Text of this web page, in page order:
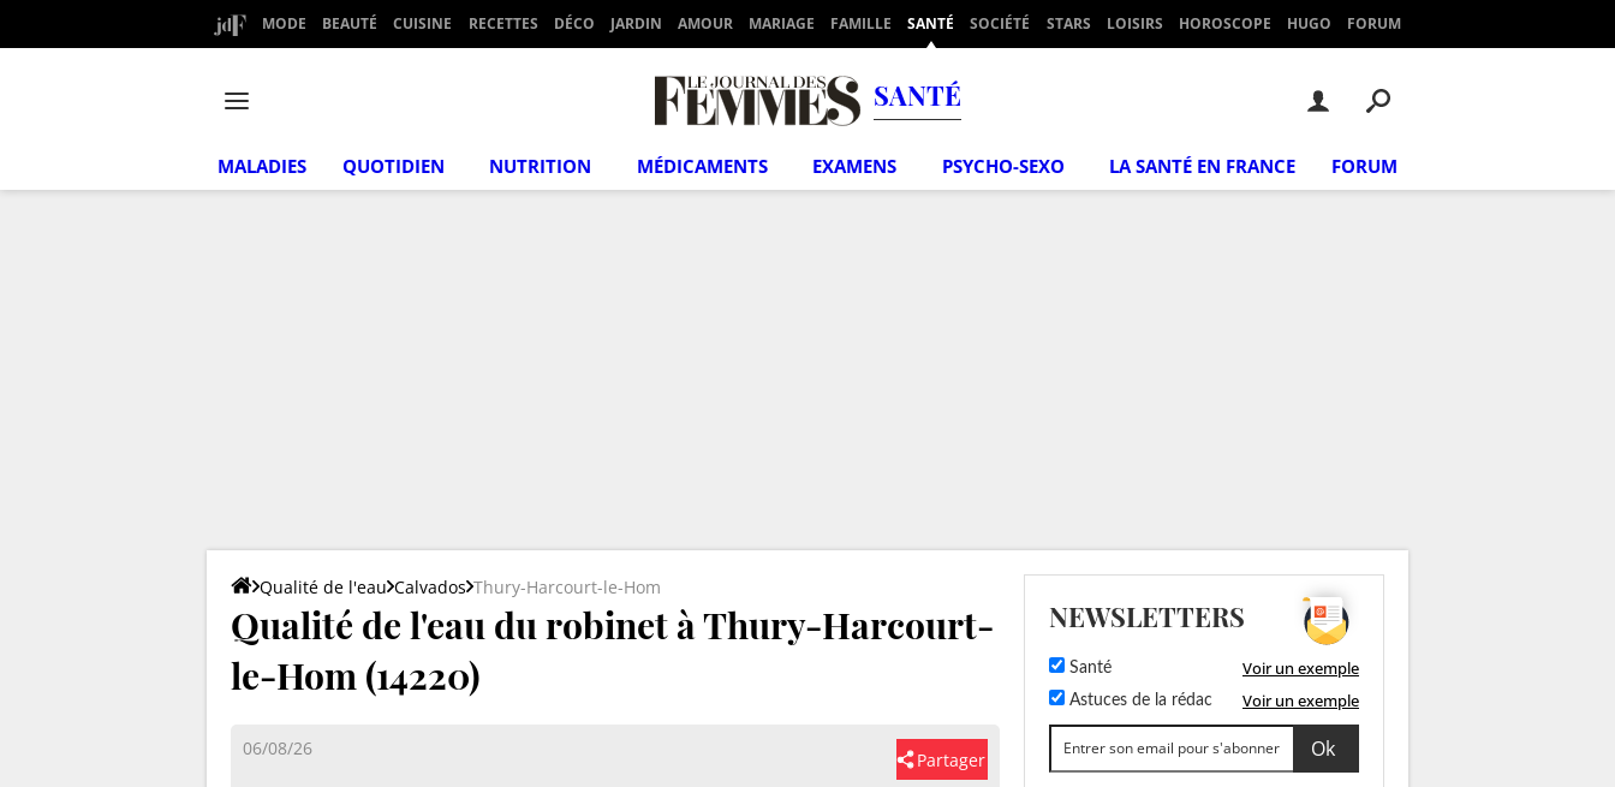
MODE BEAUTÉ CUISINE RECETTES DÉCO JARDIN AMOUR MARIAGE FAMILLE SANTÉ SOCIÉTÉ STARS LOISIRS HOROSCOPE HUGO FORUM
SANTÉ
MALADIES QUOTIDIEN NUTRITION MÉDICAMENTS EXAMENS PSYCHO-SEXO LA SANTÉ EN FRANCE FORUM
Qualité de l'eau Calvados Thury-Harcourt-le-Hom
Qualité de l'eau du robinet à Thury-Harcourt-
le-Hom (14220)
06/08/26
Partager
NEWSLETTERS
Santé Voir un exemple
Astuces de la rédac Voir un exemple